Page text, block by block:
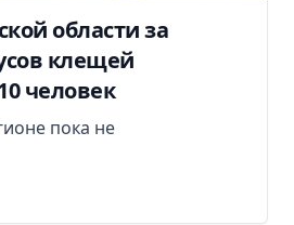
области за
клещей
человек
пока не